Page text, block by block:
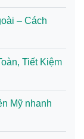
– Cách
Tiết Kiệm
Mỹ nhanh